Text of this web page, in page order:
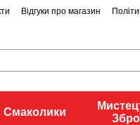
Відгуки про магазин
Смаколики